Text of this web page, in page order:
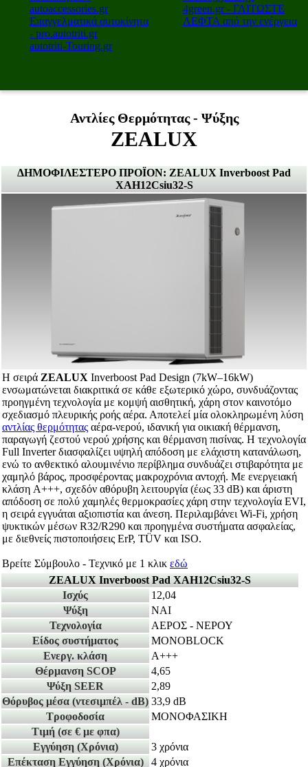
autoaccessories.gr
Επαγγελματικά αυτοκίνητα
- pro.autotriti.gr
autotriti-Touring.gr
4green.gr - ΓΛΙΤΩΣΤΕ
ΛΕΦΤΑ από την ενέργεια
Αντλίες Θερμότητας - Ψύξης
ZEALUX
ΔΗΜΟΦΙΛΕΣΤΕΡΟ ΠΡΟΪΟΝ: ZEALUX Inverboost Pad
XAH12Csiu32-S
Η σειρά ZEALUX Inverboost Pad Design (7kW–16kW)
ενσωματώνεται διακριτικά σε κάθε εξωτερικό χώρο, συνδυάζοντας
προηγμένη τεχνολογία με κομψή αισθητική, χάρη στον καινοτόμο
σχεδιασμό πλευρικής ροής αέρα. Αποτελεί μία ολοκληρωμένη λύση
αντλίας θερμότητας αέρα-νερού, ιδανική για οικιακή θέρμανση,
παραγωγή ζεστού νερού χρήσης και θέρμανση πισίνας. Η τεχνολογία
Full Inverter διασφαλίζει υψηλή απόδοση με ελάχιστη κατανάλωση,
ενώ το ανθεκτικό αλουμινένιο περίβλημα συνδυάζει στιβαρότητα με
χαμηλό βάρος, προσφέροντας μακροχρόνια αντοχή. Με ενεργειακή
κλάση A+++, σχεδόν αθόρυβη λειτουργία (έως 33 dB) και άριστη
απόδοση σε πολύ χαμηλές θερμοκρασίες χάρη στην τεχνολογία EVI,
η σειρά εγγυάται αξιοπιστία και άνεση. Περιλαμβάνει Wi-Fi, χρήση
ψυκτικών μέσων R32/R290 και προηγμένα συστήματα ασφαλείας,
με διεθνείς πιστοποιήσεις ErP, TÜV και ISO.
Βρείτε Σύμβουλο - Τεχνικό με 1 κλικ εδώ
ZEALUX Inverboost Pad XAH12Csiu32-S
Ισχύς
12,04
Ψύξη
ΝΑΙ
Τεχνολογία
ΑΕΡΟΣ - ΝΕΡΟΥ
Είδος συστήματος
MONOBLOCK
Ενεργ. κλάση
A+++
Θέρμανση SCOP
4,65
Ψύξη SEER
2,89
Θόρυβος μέσα (ντεσιμπέλ - dB) 33,9 dB
Τροφοδοσία
ΜΟΝΟΦΑΣΙΚΗ
Τιμή (σε € με φπα)
Εγγύηση (Χρόνια)
3 χρόνια
Επέκταση Εγγύηση (Χρόνια) 4 χρόνια